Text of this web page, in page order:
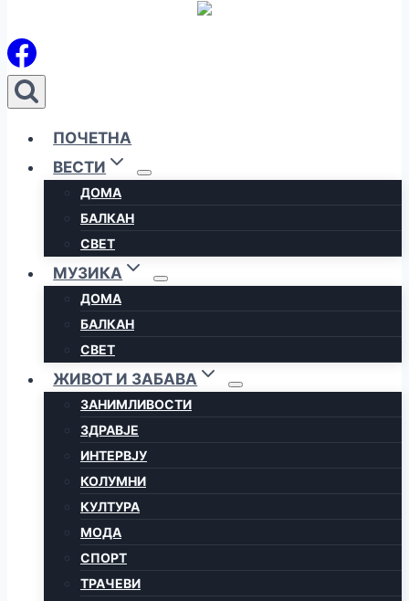
ПОЧЕТНА
ВЕСТИ
ДОМА
БАЛКАН
СВЕТ
МУЗИКА
ДОМА
БАЛКАН
СВЕТ
ЖИВОТ И ЗАБАВА
ЗАНИМЛИВОСТИ
ЗДРАВЈЕ
ИНТЕРВЈУ
КОЛУМНИ
КУЛТУРА
МОДА
СПОРТ
ТРАЧЕВИ